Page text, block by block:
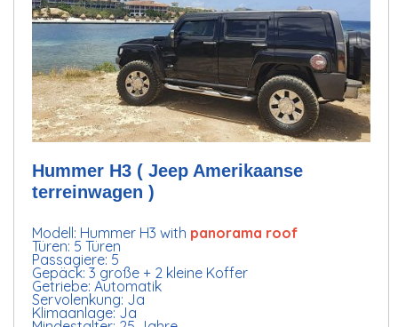
Hummer H3 ( Jeep Amerikaanse
terreinwagen )
Modell: Hummer H3 with panorama roof
Türen: 5 Türen
Passagiere: 5
Gepäck: 3 große + 2 kleine Koffer
Getriebe: Automatik
Servolenkung: Ja
Klimaanlage: Ja